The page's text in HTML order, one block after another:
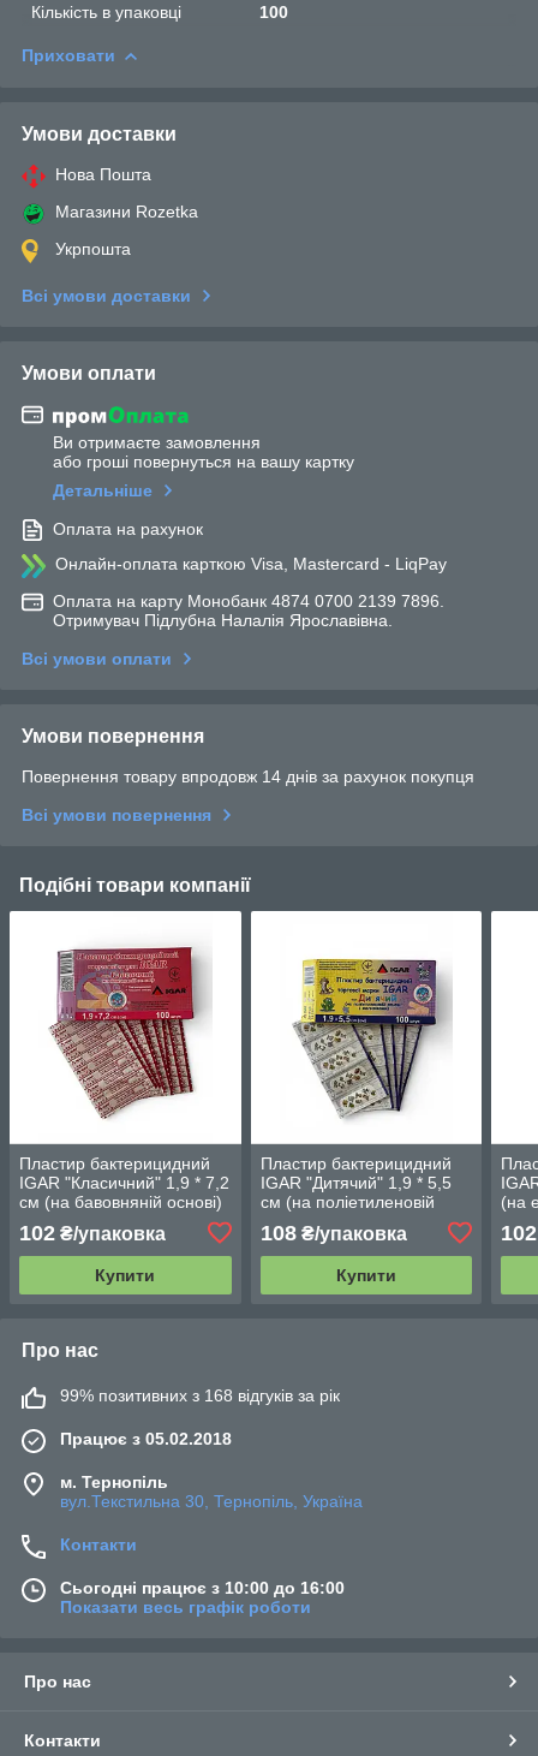
Кількість в упаковці
100
Приховати
Умови доставки
Нова Пошта
Магазини Rozetka
Укрпошта
Всі умови доставки
Умови оплати
Ви отримаєте замовлення
або гроші повернуться на вашу картку
Детальніше
Оплата на рахунок
Онлайн-оплата карткою Visa, Mastercard - LiqPay
Оплата на карту Монобанк 4874 0700 2139 7896.
Отримувач Підлубна Налалія Ярославівна.
Всі умови оплати
Умови повернення
Повернення товару впродовж 14 днів за рахунок покупця
Всі умови повернення
Подібні товари компанії
Пластир бактерицидний
IGAR "Класичний" 1,9 * 7,2
см (на бавовняній основі)
102 ₴/упаковка
Купити
Пластир бактерицидний
IGAR "Дитячий" 1,9 * 5,5
см (на поліетиленовій
основі з малюнками) (100
шт. / Уп.)
108₴/упаковка
Купити
(на
102
Про нас
99% позитивних з 168 відгуків за рік
Працює з 05.02.2018
м. Тернопіль
вул.Текстильна 30, Тернопіль, Україна
Контакти
Сьогодні працює з 10:00 до 16:00
Показати весь графік роботи
Про нас
Контакти